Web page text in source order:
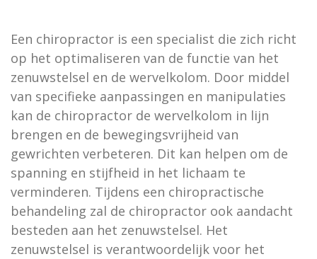
Een chiropractor is een specialist die zich richt
op het optimaliseren van de functie van het
zenuwstelsel en de wervelkolom. Door middel
van specifieke aanpassingen en manipulaties
kan de chiropractor de wervelkolom in lijn
brengen en de bewegingsvrijheid van
gewrichten verbeteren. Dit kan helpen om de
spanning en stijfheid in het lichaam te
verminderen. Tijdens een chiropractische
behandeling zal de chiropractor ook aandacht
besteden aan het zenuwstelsel. Het
zenuwstelsel is verantwoordelijk voor het